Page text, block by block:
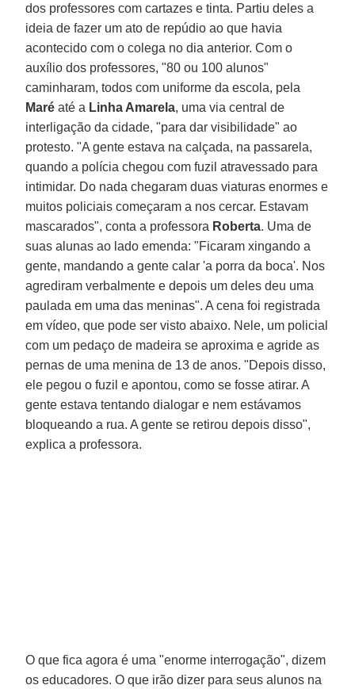
dos professores com cartazes e tinta. Partiu deles a
ideia de fazer um ato de repúdio ao que havia
acontecido com o colega no dia anterior. Com o
auxílio dos professores, "80 ou 100 alunos"
caminharam, todos com uniforme da escola, pela
Maré até a Linha Amarela, uma via central de
interligação da cidade, "para dar visibilidade" ao
protesto. "A gente estava na calçada, na passarela,
quando a polícia chegou com fuzil atravessado para
intimidar. Do nada chegaram duas viaturas enormes e
muitos policiais começaram a nos cercar. Estavam
mascarados", conta a professora Roberta. Uma de
suas alunas ao lado emenda: "Ficaram xingando a
gente, mandando a gente calar 'a porra da boca'. Nos
agrediram verbalmente e depois um deles deu uma
paulada em uma das meninas". A cena foi registrada
em vídeo, que pode ser visto abaixo. Nele, um policial
com um pedaço de madeira se aproxima e agride as
pernas de uma menina de 13 de anos. "Depois disso,
ele pegou o fuzil e apontou, como se fosse atirar. A
gente estava tentando dialogar e nem estávamos
bloqueando a rua. A gente se retirou depois disso",
explica a professora.
O que fica agora é uma "enorme interrogação", dizem
os educadores. O que irão dizer para seus alunos na